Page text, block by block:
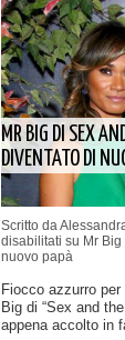
MR BIG DI SEX
DIVENTATO DI
Scritto da
disabilitati su Mr
nuovo papà
Fiocco azzurro
Big di “Sex and
appena accolto in